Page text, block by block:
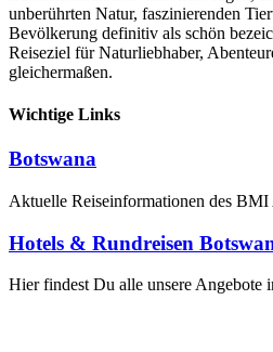
unberührten Natur, faszinierenden
Bevölkerung definitiv als schön
Reiseziel für Naturliebhaber,
gleichermaßen.
Wichtige Links
Botswana
Aktuelle Reiseinformationen des BMI
Hotels & Rundreisen
Hier findest Du alle unsere Angebote